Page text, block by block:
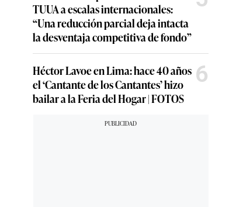
TUUA a escalas internacionales:
“Una reducción parcial deja intacta
la desventaja competitiva de fondo”
Héctor Lavoe en Lima: hace 40 años
el ‘Cantante de los Cantantes’ hizo
bailar a la Feria del Hogar | FOTOS
6